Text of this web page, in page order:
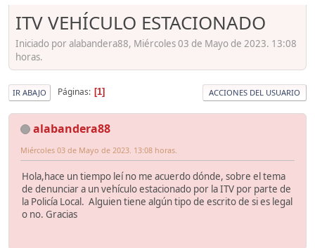
ITV VEHÍCULO ESTACIONADO
Iniciado por alabandera88, Miércoles 03 de Mayo de 2023. 13:08
horas.
IR ABAJO Páginas 1 ACCIONES DEL USUARIO
alabandera88
Miércoles 03 de Mayo de 2023. 13:08 horas.
Hola,hace un tiempo leí no me acuerdo dónde, sobre el tema
de denunciar a un vehículo estacionado por la ITV por parte de
la Policía Local. Alguien tiene algún tipo de escrito de si es legal
o no. Gracias